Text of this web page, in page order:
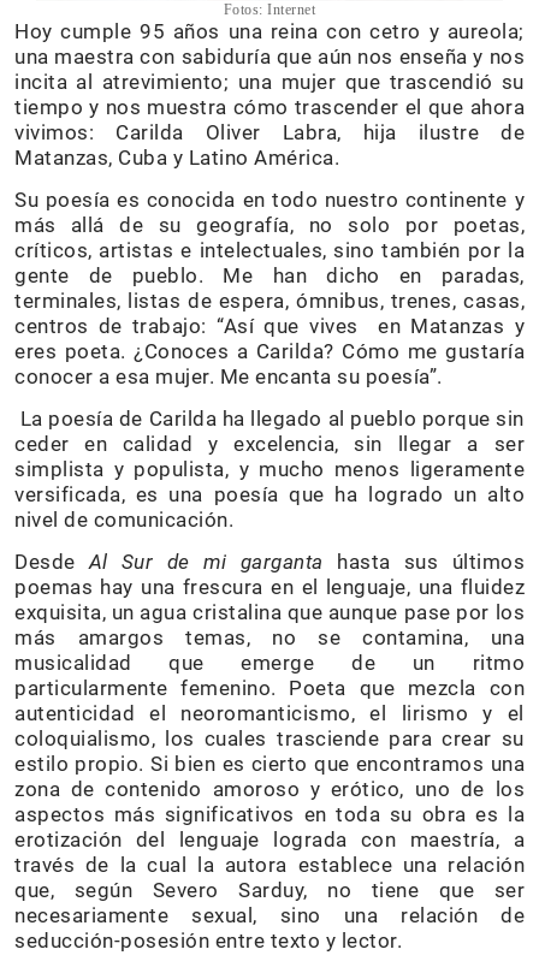
Fotos: Internet
Hoy cumple 95 años una reina con cetro y aureola;
una maestra con sabiduría que aún nos enseña y nos
incita al atrevimiento; una mujer que trascendió su
tiempo y nos muestra cómo trascender el que ahora
vivimos: Carilda Oliver Labra, hija ilustre de
Matanzas, Cuba y Latino América.
Su poesía es conocida en todo nuestro continente y
más allá de su geografía, no solo por poetas,
críticos, artistas e intelectuales, sino también por la
gente de pueblo. Me han dicho en paradas,
terminales, listas de espera, ómnibus, trenes, casas,
centros de trabajo: “Así que vives en Matanzas y
eres poeta. ¿Conoces a Carilda? Cómo me gustaría
conocer a esa mujer. Me encanta su poesía”.
La poesía de Carilda ha llegado al pueblo porque sin
ceder en calidad y excelencia, sin llegar a ser
simplista y populista, y mucho menos ligeramente
versificada, es una poesía que ha logrado un alto
nivel de comunicación.
DesdeAl Sur de mi garganta hasta sus últimos
poemas hay una frescura en el lenguaje, una fluidez
exquisita, un agua cristalina que aunque pase por los
más amargos temas, no se contamina, una
musicalidad que emerge de un ritmo
particularmente femenino. Poeta que mezcla con
autenticidad el neoromanticismo, el lirismo y el
coloquialismo, los cuales trasciende para crear su
estilo propio. Si bien es cierto que encontramos una
zona de contenido amoroso y erótico, uno de los
aspectos más significativos en toda su obra es la
erotización del lenguaje lograda con maestría, a
través de la cual la autora establece una relación
que, según Severo Sarduy, no tiene que ser
necesariamente sexual, sino una relación de
seducción-posesión entre texto y lector.